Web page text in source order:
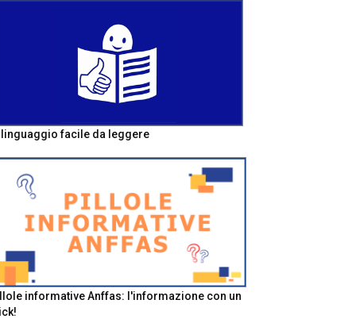
linguaggio facile da leggere
informative Anffas: l'informazione con un